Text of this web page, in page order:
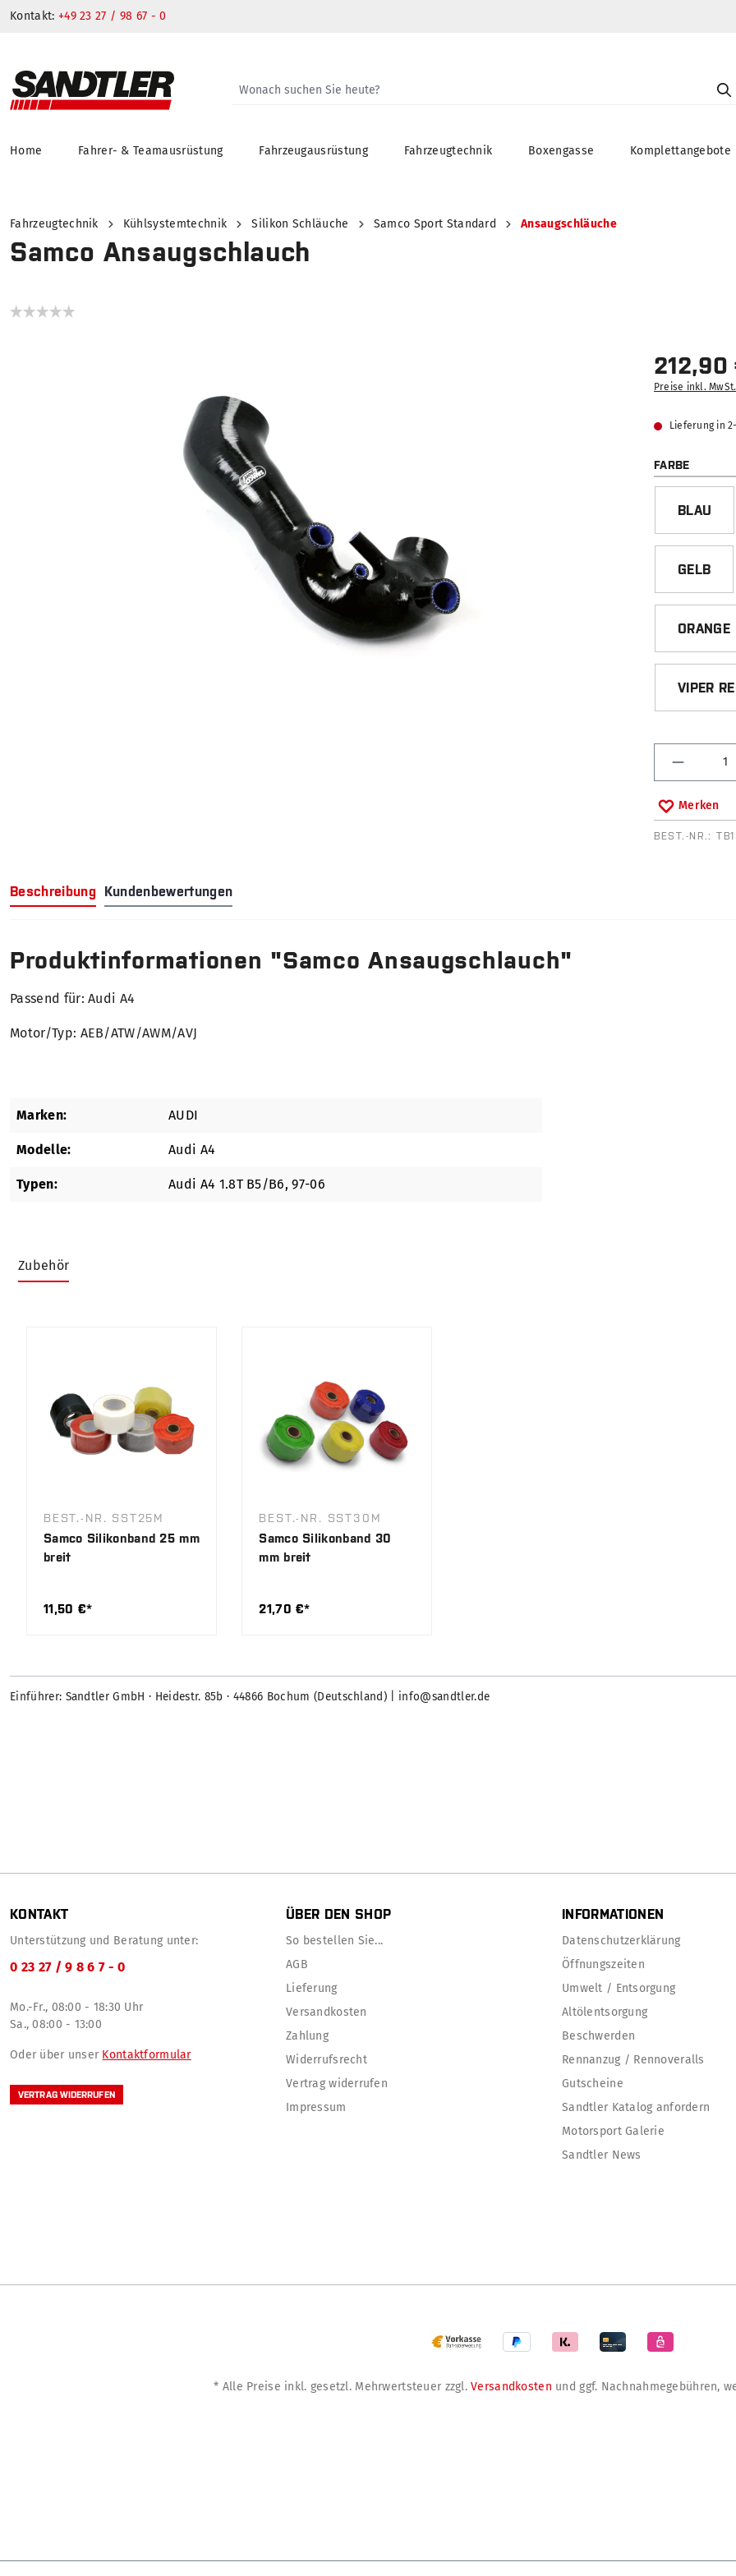
Kontakt: +49 23 27 / 98 67 - 0
Home Fahrer- & Teamausrüstung Fahrzeugausrüstung Fahrzeugtechnik Boxengasse Komplettangebote
Fahrzeugtechnik Kühlsystemtechnik Silikon Schläuche Samco Sport Standard Ansaugschläuche
Samco Ansaugschlauch
212,90
Preise inkl.
Lieferung in
FARBE
BLAU
GELB
ORANGE
VIPER
Merken
BEST.-NR.:
Beschreibung Kundenbewertungen
Produktinformationen "Samco Ansaugschlauch"
Passend für: Audi A4
Motor/Typ: AEB/ATW/AWM/AVJ
Marken: AUDI
Modelle: Audi A4
Typen: Audi A4 1.8T B5/B6, 97-06
Zubehör
BEST.-NR. SST25M
Samco Silikonband 25 mm
breit
11,50 €*
BEST.-NR. SST30M
Samco Silikonband 30
mm breit
21,70 €*
Einführer: Sandtler GmbH · Heidestr. 85b · 44866 Bochum (Deutschland) | info@sandtler.de
KONTAKT
Unterstützung und Beratung unter:
0 23 27 / 9 8 6 7 - 0
Mo.-Fr., 08:00 - 18:30 Uhr
Sa., 08:00 - 13:00
Oder über unser Kontaktformular
VERTRAG WIDERRUFEN
ÜBER DEN SHOP
So bestellen Sie...
AGB
Lieferung
Versandkosten
Zahlung
Widerrufsrecht
Vertrag widerrufen
Impressum
INFORMATIONEN
Datenschutzerklärung
Öffnungszeiten
Umwelt / Entsorgung
Altölentsorgung
Beschwerden
Rennanzug / Rennoveralls
Gutscheine
Sandtler Katalog anfordern
Motorsport Galerie
Sandtler News
* Alle Preise inkl. gesetzl. Mehrwertsteuer zzgl.Versandkosten und ggf. Nachnahmegebühren,